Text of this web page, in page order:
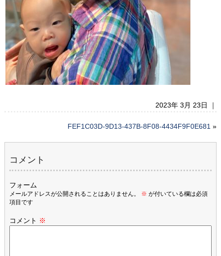
2023年 3月 23日 ｜
FEF1C03D-9D13-437B-8F08-4434F9F0E681 »
コメント
フォーム
メールアドレスが公開されることはありません。 ※ が付いている欄は必須
項目です
コメント ※